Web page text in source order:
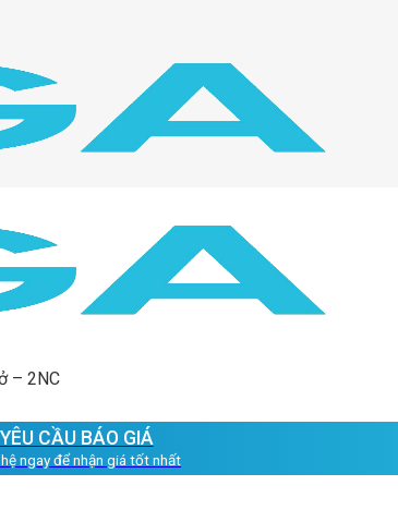
– 2NC
YÊU CẦU BÁO GIÁ
ngay để nhận giá tốt nhất